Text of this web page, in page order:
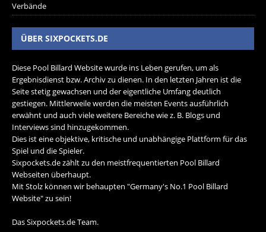
Verbände
ÜBER SIXPOCKETS.DE
Diese Pool Billard Website wurde ins Leben gerufen, um als
Ergebnisdienst bzw. Archiv zu dienen. In den letzten Jahren ist die
Seite stetig gewachsen und der eigentliche Umfang deutlich
gestiegen. Mittlerweile werden die meisten Events ausführlich
erwähnt und auch viele weitere Bereiche wie z. B. Blogs und
Interviews sind hinzugekommen.
Dies ist eine objektive, kritische und unabhängige Plattform für das
Spiel und die Spieler.
Sixpockets.de zählt zu den meistfrequentierten Pool Billard
Webseiten überhaupt.
Mit Stolz können wir behaupten "Germany's No.1 Pool Billard
Website" zu sein!
Das Sixpockets.de Team.